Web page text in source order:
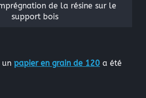
de la résine sur le
support bois
un papier en grain de 120 a été